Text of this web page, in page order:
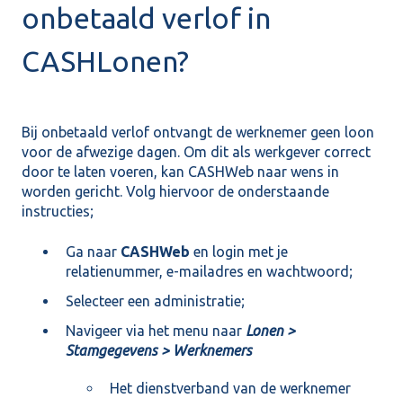
onbetaald verlof in
CASHLonen?
Bij onbetaald verlof ontvangt de werknemer geen loon
voor de afwezige dagen. Om dit als werkgever correct
door te laten voeren, kan CASHWeb naar wens in
worden gericht. Volg hiervoor de onderstaande
instructies;
Ga naar CASHWeb en login met je
relatienummer, e-mailadres en wachtwoord;
Selecteer een administratie;
Navigeer via het menu naar Lonen >
Stamgegevens > Werknemers
Het dienstverband van de werknemer